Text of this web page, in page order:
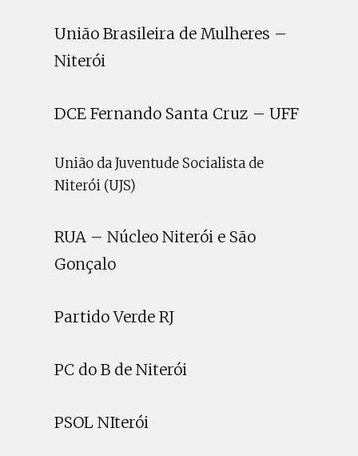
União Brasileira de Mulheres –
Niterói
DCE Fernando Santa Cruz – UFF
União da Juventude Socialista de
Niterói (UJS)
RUA – Núcleo Niterói e São
Gonçalo
Partido Verde RJ
PC do B de Niterói
PSOL NIterói